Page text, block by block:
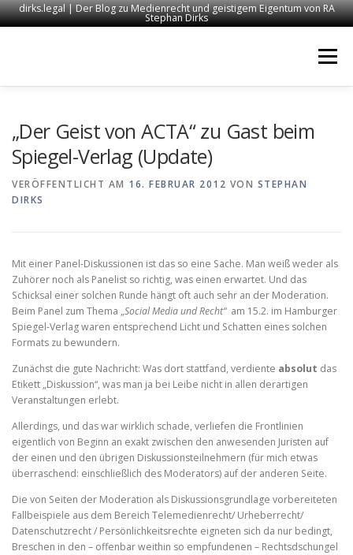
dirks.legal | Der Blog zu Medienrecht und geistigem Eigentum von RA
Stephan Dirks
Menü
„Der Geist von ACTA“ zu Gast beim
Spiegel-Verlag (Update)
VERÖFFENTLICHT AM 16. FEBRUAR 2012 VON STEPHAN
DIRKS
Mit einer Panel-Diskussionen ist das so eine Sache. Man weiß weder als
Zuhörer noch als Panelist so richtig, was einen erwartet. Und das
Schicksal einer solchen Runde hängt oft auch sehr an der Moderation.
Beim Panel zum Thema „Social Media und Recht“am 15.2. im Hamburger
Spiegel-Verlag waren entsprechend Licht und Schatten eines solchen
Formats zu bewundern.
Zunächst die gute Nachricht: Was dort stattfand, verdiente absolut das
Etikett „Diskussion“, was man ja bei Leibe nicht in allen derartigen
Veranstaltungen erlebt.
Allerdings, und das war wirklich schade, verliefen die Frontlinien
eigentlich von Beginn an exakt zwischen den anwesenden Juristen auf
der einen und den übrigen Diskussionsteilnehmern (für mich etwas
überraschend: einschließlich des Moderators) auf der anderen Seite.
Die von Seiten der Moderation als Diskussionsgrundlage vorbereiteten
Fallbeispiele aus dem Bereich Telemedienrecht/ Urheberrecht/
Datenschutzrecht / Persönlichkeitsrechte eigneten sich da nur bedingt,
Breschen in den – offenbar weithin so empfundenen – Rechtsdschungel